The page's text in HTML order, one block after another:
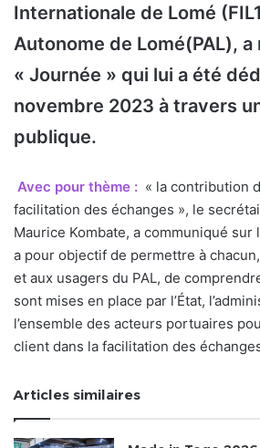
Internationale de Lomé
Autonome de Lomé(PAL), a
« Journée » qui lui a été
novembre 2023 à travers
publique.
Avec pour thème : « la contribution
facilitation des échanges », le
Maurice Kombate, a communiqué
a pour objectif de permettre à
et aux usagers du PAL, de
sont mises en place par l’État,
l’ensemble des acteurs portuaires
client dans la facilitation des
Articles similaires